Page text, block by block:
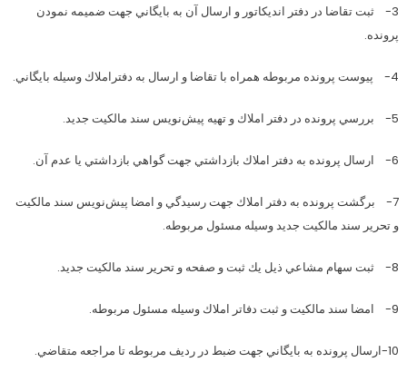
3- ثبت تقاضا در دفتر انديكاتور و ارسال آن به بايگاني جهت ضميمه نمودن
پرونده.
4- پيوست پرونده مربوطه همراه با تقاضا و ارسال به دفتراملاك وسيله بايگاني.
5- بررسي پرونده در دفتر املاك و تهيه پيش‌نويس سند مالكيت جديد.
6- ارسال پرونده به دفتر املاك بازداشتي جهت گواهي بازداشتي يا عدم آن.
7- برگشت پرونده به دفتر املاك جهت رسيدگي و امضا پيش‌نويس سند مالكيت
و تحرير سند مالكيت جديد وسيله مسئول مربوطه.
8- ثبت سهام مشاعي ذيل يك ثبت و صفحه و تحرير سند مالكيت جديد.
9- امضا سند مالكيت و ثبت دفاتر املاك وسيله مسئول مربوطه.
10-ارسال پرونده به بايگاني جهت ضبط در رديف مربوطه تا مراجعه متقاضي.